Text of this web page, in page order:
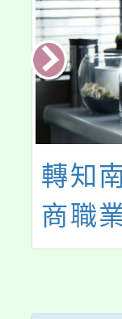
轉知
商職
新北
度技